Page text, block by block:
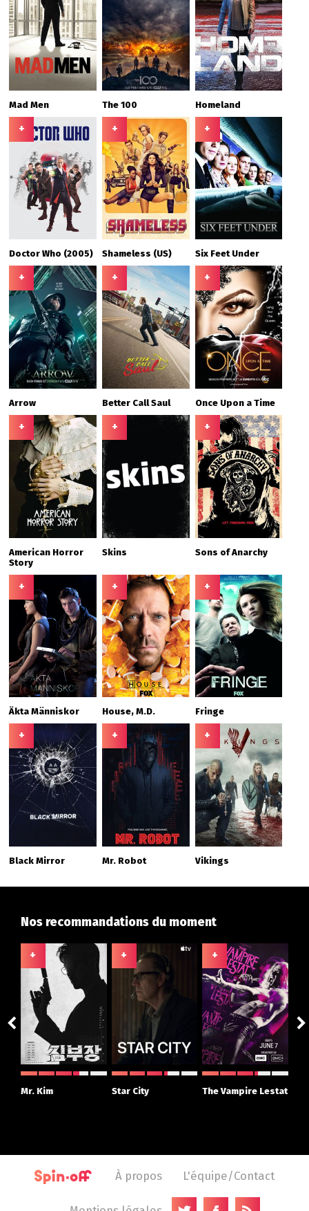
Mad Men The 100 Homeland
+
Doctor Who (2005)
+
Shameless (US)
+
Six Feet Under
+
Arrow
+
Better Call Saul
+
Once Upon a Time
+
American Horror
Story
+
Skins
+
Sons of Anarchy
+
Äkta Människor
+
House, M.D.
+
Fringe
+
Black Mirror
+
Mr. Robot
+
Vikings
Nos recommandations du moment
+
Mr. Kim
+
Star City
+
The Vampire Lestat
À propos L'équipe/Contact